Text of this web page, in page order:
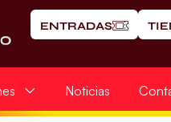
ENTRADAS
Noticias